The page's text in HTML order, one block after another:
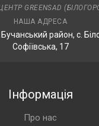
GREENSAD
НАША АДРЕСА
район, с.
Софіївська, 17
Інформація
Про нас